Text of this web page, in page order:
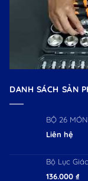
DANH SÁCH SẢN
BỘ 26
Liên hệ
Bộ Lục
136.000 ₫